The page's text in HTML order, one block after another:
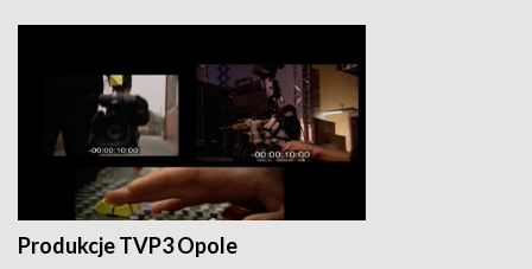
Produkcje TVP3 Opole